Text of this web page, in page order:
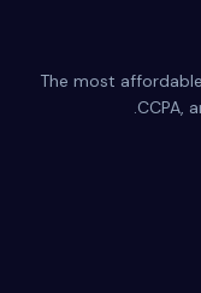
The most
CCPA,